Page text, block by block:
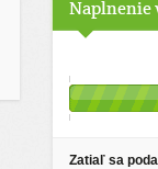
Naplnenie
Zatiaľ sa